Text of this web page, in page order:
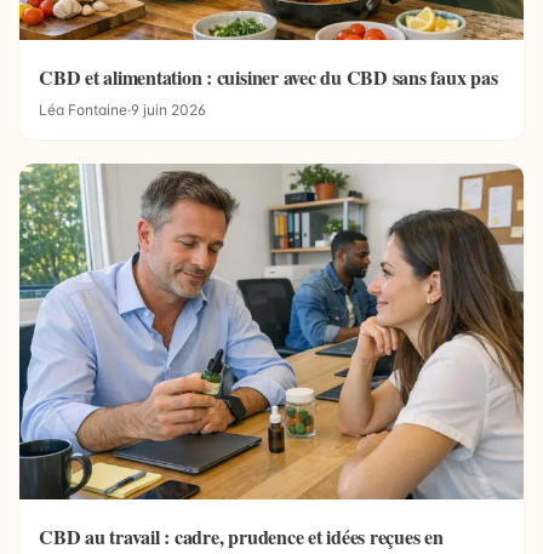
CBD et alimentation : cuisiner avec du CBD sans faux pas
Léa Fontaine·9 juin 2026
CBD au travail : cadre, prudence et idées reçues en